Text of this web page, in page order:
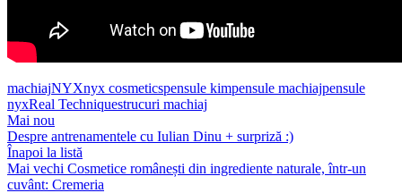
machiajNYXnyx cosmeticspensule kimpensule machiajpensule
nyxReal Techniquestrucuri machiaj
Mai nou
Despre antrenamentele cu Iulian Dinu + surpriză :)
Înapoi la listă
Mai vechi Cosmetice românești din ingrediente naturale, într-un
cuvânt: Cremeria